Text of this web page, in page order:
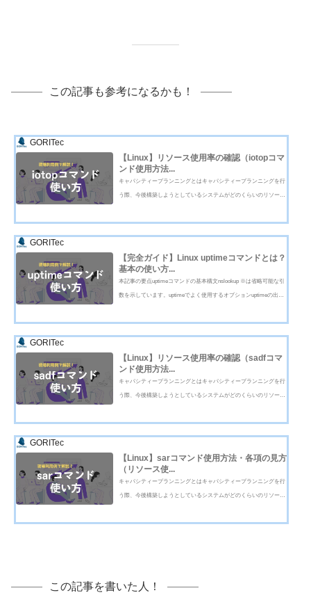
この記事も参考になるかも！
GORITec
【Linux】リソース使用率の確認（iotopコマ
ンド使用方法...
キャパシティープランニングとはキャパシティープランニングを行
う際、今後構築しようとしているシステムがどのくらいのリソース
確認する必要があります。そこで、役に立つコマンドの1つである i
otopコマンドを今回紹介いた...
GORITec
【完全ガイド】Linux uptimeコマンドとは？
基本の使い方...
本記事の要点uptimeコマンドの基本構文nslookup ※は省略可能な引
数を示しています。uptimeでよく使用するオプションuptimeの出力
rs, load average: 0.25, 0.35, 0.45uptimeコマンドとは？本セクション
ではuptimeコ...
GORITec
【Linux】リソース使用率の確認（sadfコマ
ンド使用方法...
キャパシティープランニングとはキャパシティープランニングを行
う際、今後構築しようとしているシステムがどのくらいのリソース
確認する必要があります。そこで、役に立つコマンドの1つである s
adfコマンドを今回紹介いた...
GORITec
【Linux】sarコマンド使用方法・各項の見方
（リソース使...
キャパシティープランニングとはキャパシティープランニングを行
う際、今後構築しようとしているシステムがどのくらいのリソース
確認する必要があります。そこで、役に立つコマンドの1つである s
この記事を書いた人！